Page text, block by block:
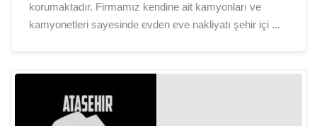
korumaktadır. Firmamız kendine ait kamyonları ve
kamyonetleri sayesinde evden eve nakliyatı şehir içi ...